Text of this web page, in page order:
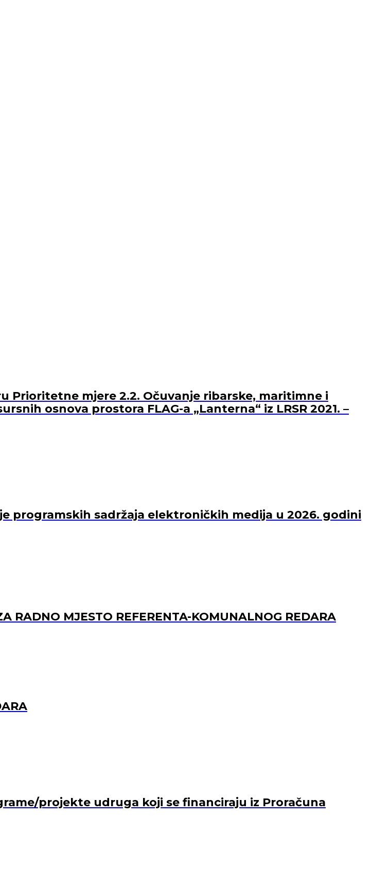
Prioritetne mjere 2.2. Očuvanje ribarske, maritimne i
osnova prostora FLAG-a „Lanterna“ iz LRSR 2021. –
programskih sadržaja elektroničkih medija u 2026. godini
RADNO MJESTO REFERENTA-KOMUNALNOG REDARA
projekte udruga koji se financiraju iz Proračuna